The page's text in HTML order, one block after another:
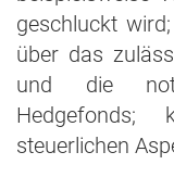
geschluckt
über das
und die
Hedgefonds;
steuerlichen